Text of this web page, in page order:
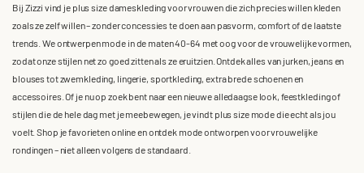
Bij Zizzi vind je plus size dameskleding voor vrouwen die zich precies willen kleden
zoals ze zelf willen – zonder concessies te doen aan pasvorm, comfort of de laatste
trends. We ontwerpen mode in de maten 40-64 met oog voor de vrouwelijke vormen,
zodat onze stijlen net zo goed zitten als ze eruitzien. Ontdek alles van jurken, jeans en
blouses tot zwemkleding, lingerie, sportkleding, extra brede schoenen en
accessoires. Of je nu op zoek bent naar een nieuwe alledaagse look, feestkleding of
stijlen die de hele dag met je meebewegen, je vindt plus size mode die echt als jou
voelt. Shop je favorieten online en ontdek mode ontworpen voor vrouwelijke
rondingen – niet alleen volgens de standaard.